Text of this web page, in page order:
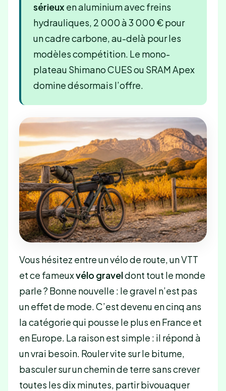
sérieuxen aluminium avec freins
hydrauliques, 2 000 à 3 000 € pour
un cadre carbone, au-delà pour les
modèles compétition. Le mono-
plateau Shimano CUES ou SRAM Apex
domine désormais l’offre.
Vous hésitez entre un vélo de route, un VTT
et ce fameuxvélo graveldont tout le monde
parle ? Bonne nouvelle : le gravel n’est pas
un effet de mode. C’est devenu en cinq ans
la catégorie qui pousse le plus en France et
en Europe. La raison est simple : il répond à
un vrai besoin. Rouler vite sur le bitume,
basculer sur un chemin de terre sans crever
toutes les dix minutes, partir bivouaquer